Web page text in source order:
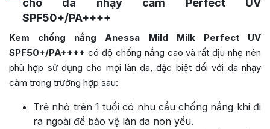
cho da nhạy cảm Perfect UV
SPF50+/PA++++
Kem chống nắng Anessa Mild Milk Perfect UV
SPF50+/PA++++ có độ chống nắng cao và rất dịu nhẹ nên
phù hợp sử dụng cho mọi làn da, đặc biệt đối với da nhạy
cảm trong trường hợp sau:
Trẻ nhỏ trên 1 tuổi có nhu cầu chống nắng khi đi
ra ngoài để bảo vệ làn da non yếu.